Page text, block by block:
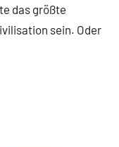
das größte
sein. Oder